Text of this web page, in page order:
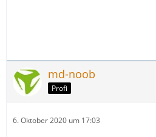
md-noob
Profi
6. Oktober 2020 um 17:03